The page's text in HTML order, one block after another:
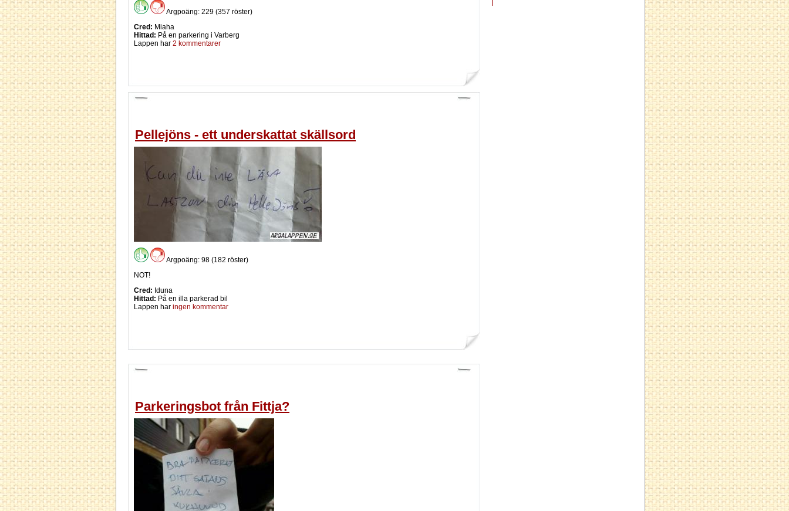
Argpoäng: 229 (357 röster)
Cred: Miaha
Hittad: På en parkering i Varberg
Lappen har 2 kommentarer
Pellejöns - ett underskattat skällsord
Argpoäng: 98 (182 röster)
NOT!
Cred: Iduna
Hittad: På en illa parkerad bil
Lappen har ingen kommentar
Parkeringsbot från Fittja?